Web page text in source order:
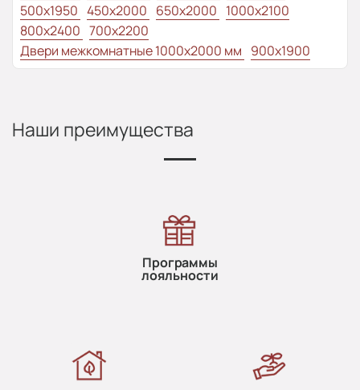
500x1950 450x2000 650x2000 1000x2100
800x2400 700x2200
Двери межкомнатные 1000х2000 мм 900x1900
Наши преимущества
Программы
лояльности